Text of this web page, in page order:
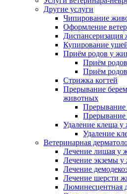
Другие услуги
Чипирование
Оформление
Купирование
Приём родов у
Приём
Приём
Стрижка когтей
Прерывание
животных
Прерывание
Прерывание
Удаление клеща
Удаление
Ветеринарная
Лечение лишая у
Лечение экземы
Лечение
Лечение шерсти
Люминесцентная